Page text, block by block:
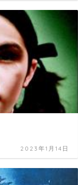
2023年1月14日